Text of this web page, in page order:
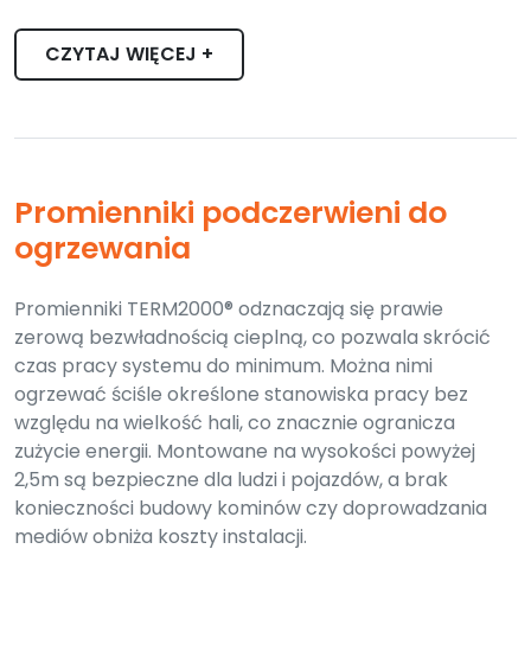
CZYTAJ WIĘCEJ +
Promienniki podczerwieni do
ogrzewania
Promienniki TERM2000® odznaczają się prawie
zerową bezwładnością cieplną, co pozwala skrócić
czas pracy systemu do minimum. Można nimi
ogrzewać ściśle określone stanowiska pracy bez
względu na wielkość hali, co znacznie ogranicza
zużycie energii. Montowane na wysokości powyżej
2,5m są bezpieczne dla ludzi i pojazdów, a brak
konieczności budowy kominów czy doprowadzania
mediów obniża koszty instalacji.